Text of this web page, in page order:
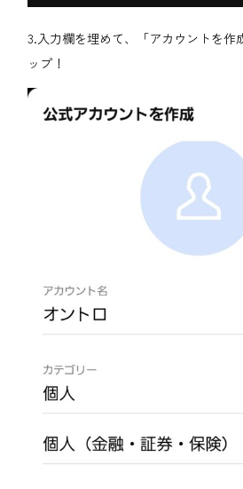
3.入力欄を埋めて、「アカウントを作
ップ！